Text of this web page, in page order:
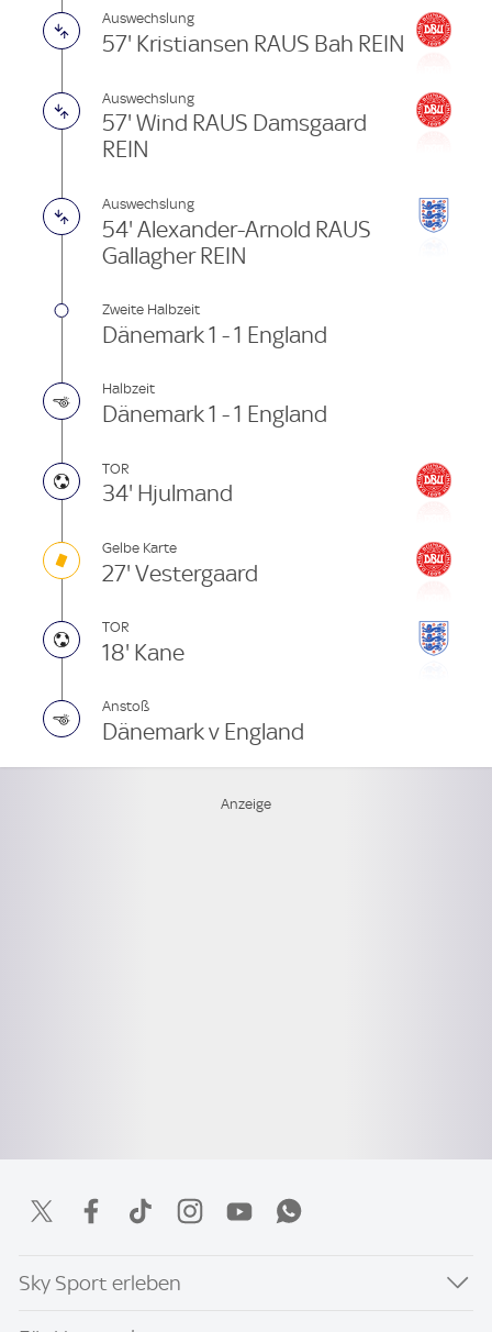
Auswechslung
57' Kristiansen RAUS Bah REIN
Auswechslung
57' Wind RAUS Damsgaard
REIN
Auswechslung
54' Alexander-Arnold RAUS
Gallagher REIN
Zweite Halbzeit
Dänemark 1 - 1 England
Halbzeit
Dänemark 1 - 1 England
TOR
34' Hjulmand
Gelbe Karte
27' Vestergaard
TOR
18' Kane
Anstoß
Dänemark v England
Sky Sport erleben